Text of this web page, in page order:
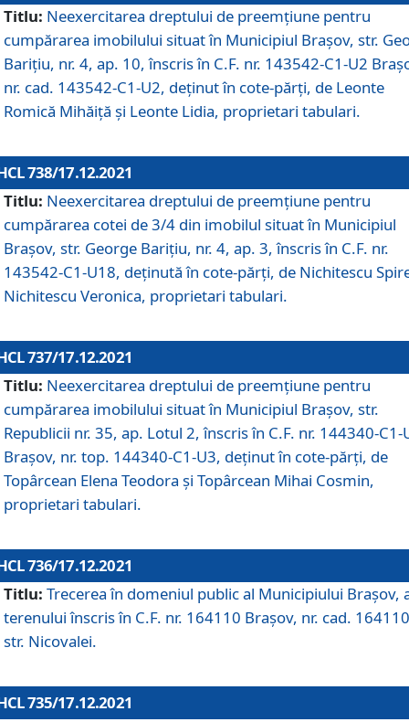
Titlu: Neexercitarea dreptului de preemţiune pentru
cumpărarea imobilului situat în Municipiul Braşov, str.
Barițiu, nr. 4, ap. 10, înscris în C.F. nr. 143542-C1-U2
nr. cad. 143542-C1-U2, deținut în cote-părți, de Leonte
Romică Mihăiță și Leonte Lidia, proprietari tabulari.
738/17.12.2021
Titlu: Neexercitarea dreptului de preemţiune pentru
cumpărarea cotei de 3/4 din imobilul situat în Municipiul
Braşov, str. George Barițiu, nr. 4, ap. 3, înscris în C.F. nr.
143542-C1-U18, deținută în cote-părți, de Nichitescu
Nichitescu Veronica, proprietari tabulari.
737/17.12.2021
Titlu: Neexercitarea dreptului de preemţiune pentru
cumpărarea imobilului situat în Municipiul Braşov, str.
Republicii nr. 35, ap. Lotul 2, înscris în C.F. nr. 144340-C1-
Brașov, nr. top. 144340-C1-U3, deținut în cote-părți, de
Topârcean Elena Teodora și Topârcean Mihai Cosmin,
proprietari tabulari.
736/17.12.2021
Titlu: Trecerea în domeniul public al Municipiului Braşov,
terenului înscris în C.F. nr. 164110 Brașov, nr. cad.
str. Nicovalei.
735/17.12.2021